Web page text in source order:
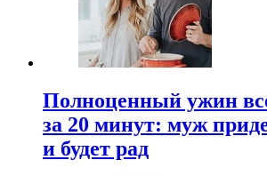
Полноценный ужин
за 20 минут: муж
и будет рад